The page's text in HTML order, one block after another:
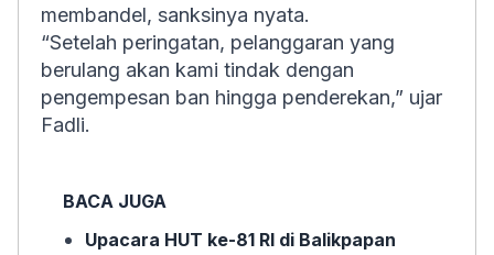
membandel, sanksinya nyata.
“Setelah peringatan, pelanggaran yang
berulang akan kami tindak dengan
pengempesan ban hingga penderekan,” ujar
Fadli.
BACA JUGA
Upacara HUT ke-81 RI di Balikpapan